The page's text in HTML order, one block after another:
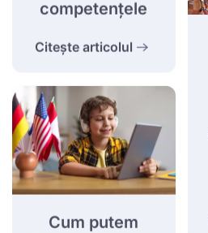
competențele
Citește articolul
Cum putem